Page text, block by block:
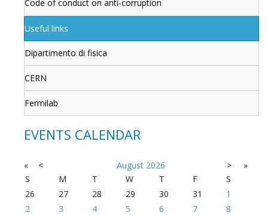
Code of conduct on anti-corruption
Useful links
Dipartimento di fisica
CERN
Fermilab
EVENTS CALENDAR
« < August 2026 >
»
S
M T W T F
S
26
27 28 29 30 31
1
2
3 4 5 6 7
8